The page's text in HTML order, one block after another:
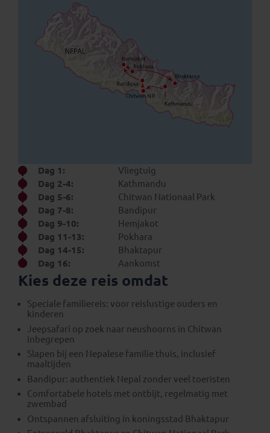
Dag 1:
Vliegtuig
Dag 2-4:
Kathmandu
Dag 5-6:
Chitwan Nationaal Park
Dag 7-8:
Bandipur
Dag 9-10:
Hemjakot
Dag 11-13:
Pokhara
Dag 14-15:
Bhaktapur
Dag 16:
Aankomst
Kies deze reis omdat
Speciale familiereis: voor reislustige ouders en
kinderen
Jeepsafari op zoek naar neushoorns in Chitwan
inbegrepen
Slapen bij een Nepalese familie thuis, inclusief
maaltijden
Bandipur: authentiek Nepal zonder veel toeristen
Comfortabele hotels met ontbijt, regelmatig met
zwembad
Ontspannen afsluiting in koningsstad Bhaktapur